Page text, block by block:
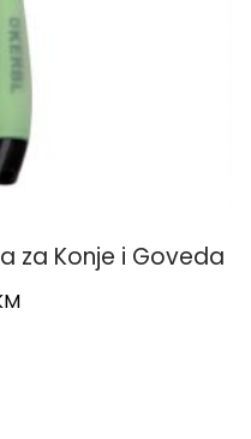
za Konje i Goveda